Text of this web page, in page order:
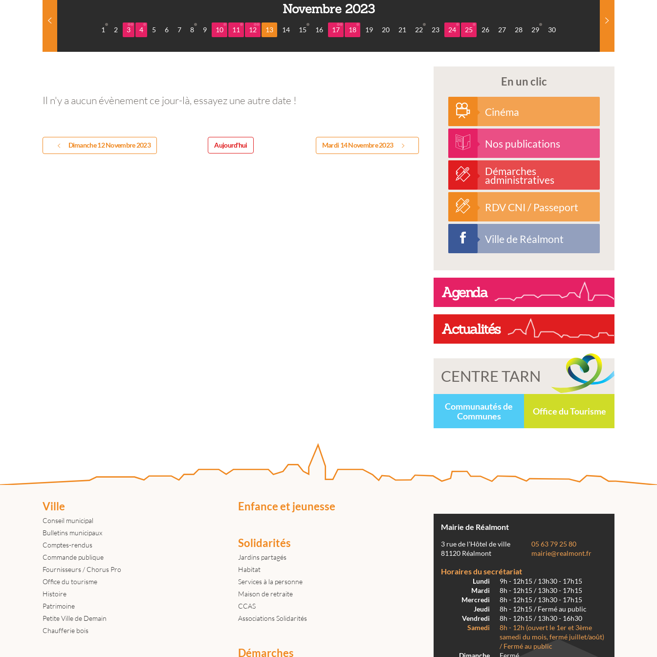
Novembre 2023
1 2 3 4 5 6 7 8 9 10 11 12 13 14 15 16 17 18 19 20 21 22 23 24 25 26 27 28 29 30
Il n'y a aucun évènement ce jour-là, essayez une autre date !
Dimanche 12 Novembre 2023 Aujourd'hui Mardi 14 Novembre 2023
En un clic
Cinéma
Nos publications
Démarches
administratives
RDV CNI / Passeport
Ville de Réalmont
Agenda
Actualités
CENTRE TARN
Communautés de
Communes
Office du Tourisme
Ville
Conseil municipal
Bulletins municipaux
Comptes-rendus
Commande publique
Fournisseurs / Chorus Pro
Office du tourisme
Histoire
Patrimoine
Petite Ville de Demain
Chaufferie bois
Enfance et jeunesse
Solidarités
Jardins partagés
Habitat
Services à la personne
Maison de retraite
CCAS
Associations Solidarités
Démarches
Mairie de Réalmont
3 rue de l'Hôtel de ville
81120 Réalmont
05 63 79 25 80
mairie@realmont.fr
Horaires du secrétariat
Lundi
9h - 12h15 / 13h30 - 17h15
Mardi
8h - 12h15 / 13h30 - 17h15
Mercredi
8h - 12h15 / 13h30 - 17h15
Jeudi
8h - 12h15 / Fermé au public
Vendredi
8h - 12h15 / 13h30 - 16h30
Samedi
8h - 12h (ouvert le 1er et 3ème
samedi du mois, fermé juillet/août)
/ Fermé au public
Dimanche
Fermé